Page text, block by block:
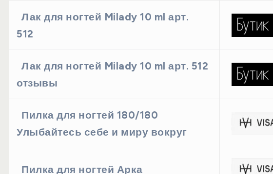
Лак для ногтей Milady 10 ml арт.
512
Лак для ногтей Milady 10 ml арт. 512
отзывы
Пилка для ногтей 180/180
Улыбайтесь себе и миру вокруг
Пилка для ногтей Арка